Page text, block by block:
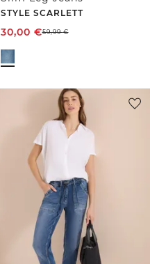
STYLE SCARLETT
30,00 €59,99€